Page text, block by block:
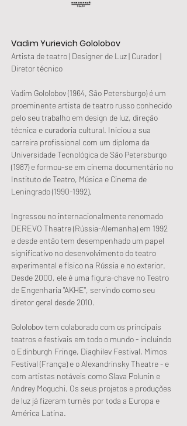
Vadim Yurievich Gololobov
Artista de teatro | Designer de Luz | Curador |
Diretor técnico
Vadim Gololobov (1964, São Petersburgo) é um
proeminente artista de teatro russo conhecido
pelo seu trabalho em design de luz, direção
técnica e curadoria cultural. Iniciou a sua
carreira profissional com um diploma da
Universidade Tecnológica de São Petersburgo
(1987) e formou-se em cinema documentário no
Instituto de Teatro, Música e Cinema de
Leningrado (1990-1992).
Ingressou no internacionalmente renomado
DEREVO Theatre (Rússia-Alemanha) em 1992
e desde então tem desempenhado um papel
significativo no desenvolvimento do teatro
experimental e físico na Rússia e no exterior.
Desde 2000, ele é uma figura-chave no Teatro
de Engenharia "AKHE", servindo como seu
diretor geral desde 2010.
Gololobov tem colaborado com os principais
teatros e festivais em todo o mundo - incluindo
o Edinburgh Fringe, Diaghilev Festival, Mimos
Festival (França) e o Alexandrinsky Theatre - e
com artistas notáveis como Slava Polunin e
Andrey Moguchi. Os seus projetos e produções
de luz já fizeram turnês por toda a Europa e
América Latina.